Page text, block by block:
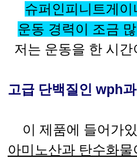
슈퍼인피니트게
운동 경력이 조금
저는 운동을 한 시
고급 단백질인 wph
이 제품에 들어가
아미노산과 탄수화